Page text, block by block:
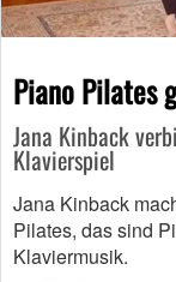
Piano Pilates
Jana Kinback
Klavierspiel
Jana Kinback
Pilates, das sind
Klaviermusik.